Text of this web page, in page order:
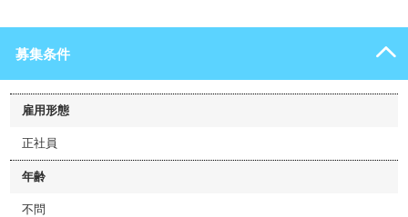
募集条件
雇用形態
正社員
年齢
不問